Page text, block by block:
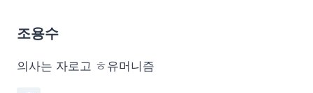
조용수
의사는 자로고 ㅎ유머니즘